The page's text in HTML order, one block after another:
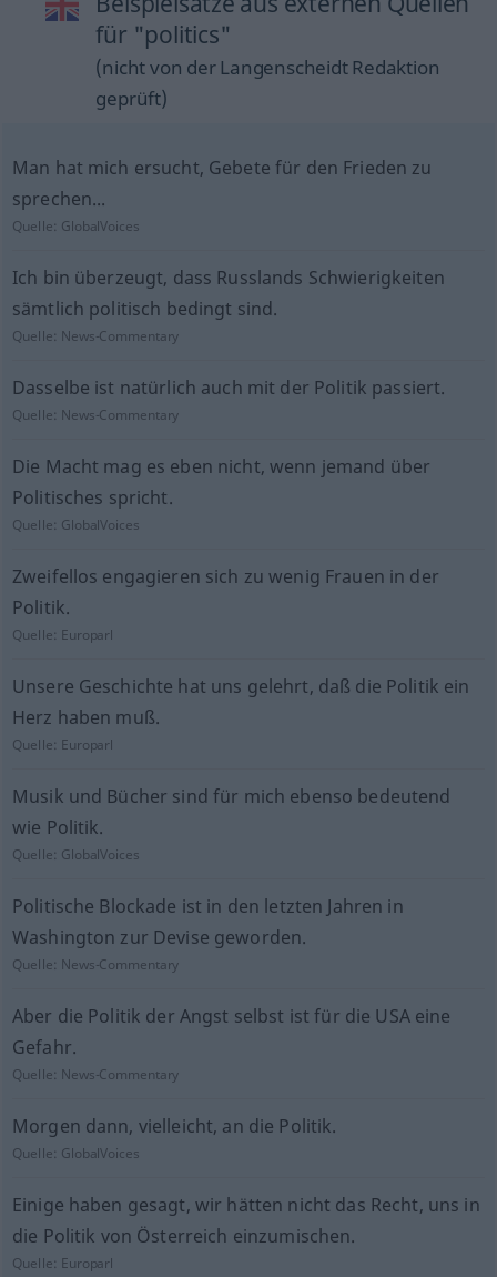
für "politics"
(nicht von der Langenscheidt Redaktion
geprüft)
Man hat mich ersucht, Gebete für den Frieden zu
sprechen...
Quelle: GlobalVoices
Ich bin überzeugt, dass Russlands Schwierigkeiten
sämtlich politisch bedingt sind.
Quelle: News-Commentary
Dasselbe ist natürlich auch mit der Politik passiert.
Quelle: News-Commentary
Die Macht mag es eben nicht, wenn jemand über
Politisches spricht.
Quelle: GlobalVoices
Zweifellos engagieren sich zu wenig Frauen in der
Politik.
Quelle: Europarl
Unsere Geschichte hat uns gelehrt, daß die Politik ein
Herz haben muß.
Quelle: Europarl
Musik und Bücher sind für mich ebenso bedeutend
wie Politik.
Quelle: GlobalVoices
Politische Blockade ist in den letzten Jahren in
Washington zur Devise geworden.
Quelle: News-Commentary
Aber die Politik der Angst selbst ist für die USA eine
Gefahr.
Quelle: News-Commentary
Morgen dann, vielleicht, an die Politik.
Quelle: GlobalVoices
Einige haben gesagt, wir hätten nicht das Recht, uns in
die Politik von Österreich einzumischen.
Quelle: Europarl